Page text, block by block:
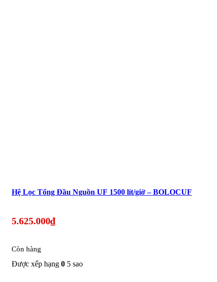
Hệ Lọc Tổng Đầu Nguồn UF 1500 lít/giờ – BOLOCUF
5.625.000₫
Còn hàng
Được xếp hạng 0 5 sao